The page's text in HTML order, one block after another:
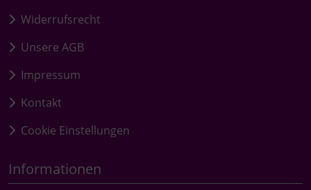
Widerrufsrecht
Unsere AGB
Impressum
Kontakt
Cookie Einstellungen
Informationen